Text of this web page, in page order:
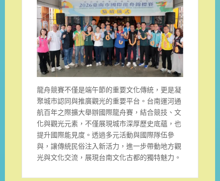
龍舟競賽不僅是端午節的重要文化傳統，更是凝
聚城市認同與推廣觀光的重要平台。台南運河通
航百年之際擴大舉辦國際龍舟賽，結合競技、文
化與觀光元素，不僅展現城市深厚歷史底蘊，也
提升國際能見度。透過多元活動與國際隊伍參
與，讓傳統民俗注入新活力，進一步帶動地方觀
光與文化交流，展現台南文化古都的獨特魅力。